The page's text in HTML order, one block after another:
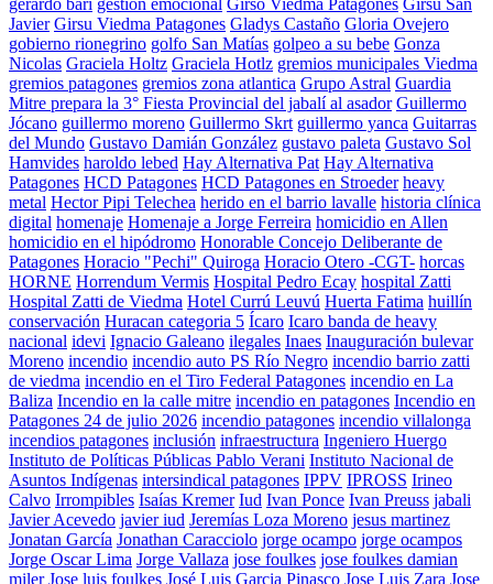
gerardo bari gestión emocional Girso Viedma Patagones Girsu San
Javier Girsu Viedma Patagones Gladys Castaño Gloria Ovejero
gobierno rionegrino golfo San Matías golpeo a su bebe Gonza
Nicolas Graciela Holtz Graciela Hotlz gremios municipales Viedma
gremios patagones gremios zona atlantica Grupo Astral Guardia
Mitre prepara la 3° Fiesta Provincial del jabalí al asador Guillermo
Jócano guillermo moreno Guillermo Skrt guillermo yanca Guitarras
del Mundo Gustavo Damián González gustavo paleta Gustavo Sol
Hamvides haroldo lebed Hay Alternativa Pat Hay Alternativa
Patagones HCD Patagones HCD Patagones en Stroeder heavy
metal Hector Pipi Telechea herido en el barrio lavalle historia clínica
digital homenaje Homenaje a Jorge Ferreira homicidio en Allen
homicidio en el hipódromo Honorable Concejo Deliberante de
Patagones Horacio "Pechi" Quiroga Horacio Otero -CGT- horcas
HORNE Horrendum Vermis Hospital Pedro Ecay hospital Zatti
Hospital Zatti de Viedma Hotel Currú Leuvú Huerta Fatima huillín
conservación Huracan categoria 5 Ícaro Icaro banda de heavy
nacional idevi Ignacio Galeano ilegales Inaes Inauguración bulevar
Moreno incendio incendio auto PS Río Negro incendio barrio zatti
de viedma incendio en el Tiro Federal Patagones incendio en La
Baliza Incendio en la calle mitre incendio en patagones Incendio en
Patagones 24 de julio 2026 incendio patagones incendio villalonga
incendios patagones inclusión infraestructura Ingeniero Huergo
Instituto de Políticas Públicas Pablo Verani Instituto Nacional de
Asuntos Indígenas intersindical patagones IPPV IPROSS Irineo
Calvo Irrompibles Isaías Kremer Iud Ivan Ponce Ivan Preuss jabali
Javier Acevedo javier iud Jeremías Loza Moreno jesus martinez
Jonatan García Jonathan Caracciolo jorge ocampo jorge ocampos
Jorge Oscar Lima Jorge Vallaza jose foulkes jose foulkes damian
miler Jose luis foulkes José Luis Garcia Pinasco Jose Luis Zara Jose